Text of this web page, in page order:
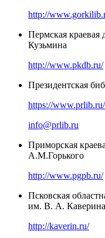
http://
Пермская краевая
Кузьмина
http://www.pkdb.ru/
Президентская
https://www.prlib.ru/
info@prlib.ru
Приморская
А.М.Горького
http://www.pgpb.ru/
Псковская
им. В. А. Каверина
http://kaverin.ru/